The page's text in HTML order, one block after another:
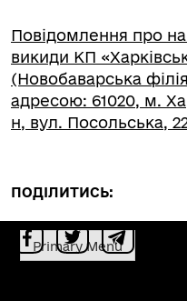
Повідомлення про
викиди КП
(Новобаварська
адресою: 61020, м.
н, вул. Посольська,
ПОДІЛИТИСЬ:
Primary Menu